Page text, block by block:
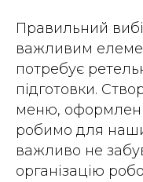
Правильний
важливим
потребує
підготовки.
меню,
робимо для
важливо не
організацію